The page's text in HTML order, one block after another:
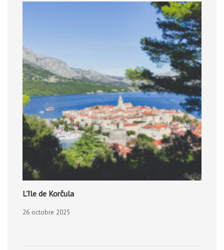
L’île de Korčula
26 octobre 2025